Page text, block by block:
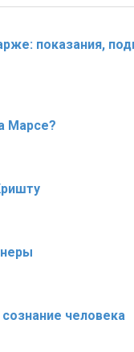
показания,
Марсе?
человека